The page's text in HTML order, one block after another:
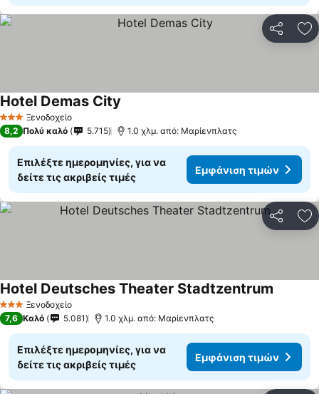
3 ΑστέριαΞενοδοχείο
Hotel Demas City
8,2 Πολύ καλό 5.715 1.0 χλμ. από: Μαρίενπλατς
Επιλέξτε ημερομηνίες, για να
δείτε τις ακριβείς τιμές
Εμφάνιση τιμών
3 ΑστέριαΞενοδοχείο
Hotel Deutsches Theater Stadtzentrum
7,6 Καλό 5.081 1.0 χλμ. από: Μαρίενπλατς
Επιλέξτε ημερομηνίες, για να
δείτε τις ακριβείς τιμές
Εμφάνιση τιμών